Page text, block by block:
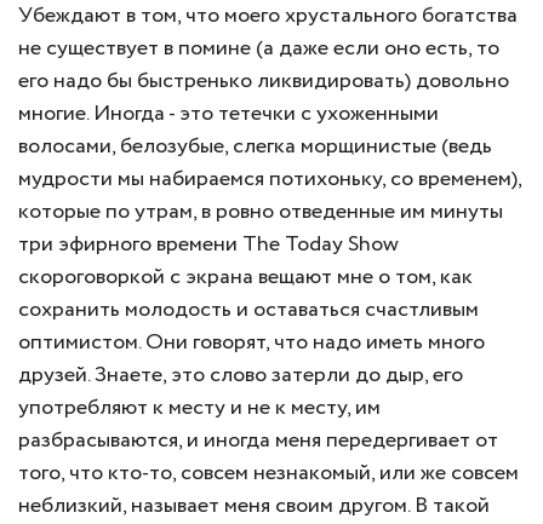
Убеждают в том, что моего хрустального богатства
не существует в помине (а даже если оно есть, то
его надо бы быстренько ликвидировать) довольно
многие. Иногда - это тетечки с ухоженными
волосами, белозубые, слегка морщинистые (ведь
мудрости мы набираемся потихоньку, со временем),
которые по утрам, в ровно отведенные им минуты
три эфирного времени The Today Show
скороговоркой с экрана вещают мне о том, как
сохранить молодость и оставаться счастливым
оптимистом. Они говорят, что надо иметь много
друзей. Знаете, это слово затерли до дыр, его
употребляют к месту и не к месту, им
разбрасываются, и иногда меня передергивает от
того, что кто-то, совсем незнакомый, или же совсем
неблизкий, называет меня своим другом. В такой